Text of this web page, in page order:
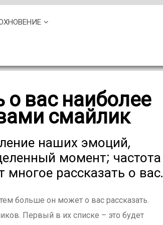
вас наиболее
смайлик
наших эмоций,
момент; частота
рассказать о вас.
больше он может о вас рассказать.
Первый в их списке – это будет